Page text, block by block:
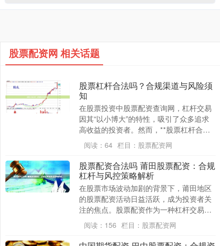
股票配资网 相关话题
股票杠杆合法吗？合规渠道与风险须
知
在股票投资中股票配资查询网，杠杆交易
因其“以小博大”的特性，吸引了众多追求
高收益的投资者。然而，**股票杠杆合法
吗？** 这是许多新手投资者首先需要明确
的问题。....
阅读： 64 栏目： 股票配资网
股票配资合法吗 莆田股票配资：合规
杠杆与风控策略解析
在股票市场波动加剧的背景下，莆田地区
的股票配资活动日益活跃，成为投资者关
注的焦点。股票配资作为一种杠杆交易工
具，既能放大收益，也会加剧风险。如何
在合规框架下合理....
阅读： 156 栏目： 股票配资网